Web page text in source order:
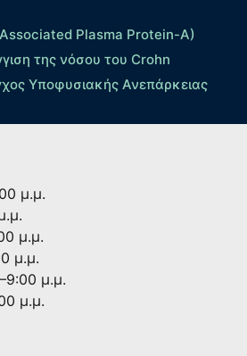
Plasma Protein-A)
της νόσου του Crohn
Υποφυσιακής Ανεπάρκειας
μ.μ.
μ.μ.
μ.μ.
μ.μ.
μ.μ.